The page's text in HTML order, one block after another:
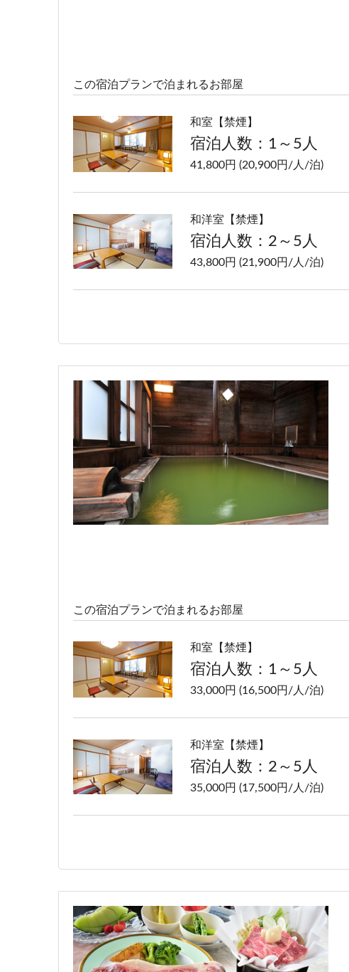
この宿泊プランで泊まれるお部屋
和室【禁煙】
宿泊人数：1～5人
41,800円 (20,900円/人/泊)
和洋室【禁煙】
宿泊人数：2～5人
43,800円 (21,900円/人/泊)
特別室【禁煙】
宿泊人数：2～4人
67,800円 (33,900円/人/泊)
この宿泊プランで泊まれるお部屋
和室【禁煙】
宿泊人数：1～5人
33,000円 (16,500円/人/泊)
和洋室【禁煙】
宿泊人数：2～5人
35,000円 (17,500円/人/泊)